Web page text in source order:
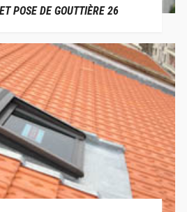
POSE DE GOUTTIÈRE 26